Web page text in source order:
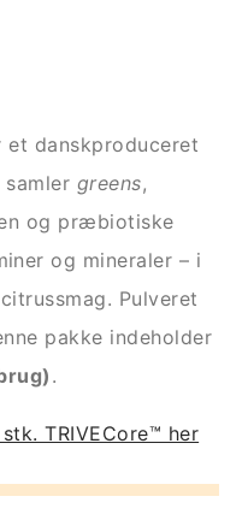
et danskproduceret
greens,
og præbiotiske
og mineraler – i
Pulveret
pakke indeholder
.
stk. TRIVECore™ her